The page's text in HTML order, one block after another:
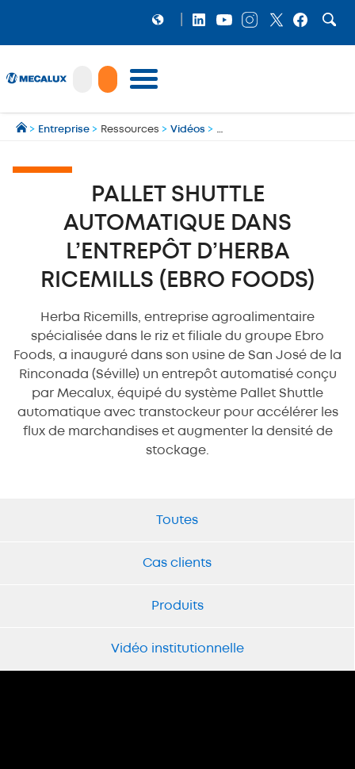
LOGICIELS
MECALUX NEWS
NOS RÉFÉRENCES
SHOWROOM
MECALUX LAB
> Entreprise > Ressources > Vidéos >
PALLET SHUTTLE
AUTOMATIQUE DANS
L’ENTREPÔT D’HERBA
RICEMILLS (EBRO FOODS)
Herba Ricemills, entreprise agroalimentaire
spécialisée dans le riz et filiale du groupe Ebro
Foods, a inauguré dans son usine de San José de la
Rinconada (Séville) un entrepôt automatisé conçu
par Mecalux, équipé du système Pallet Shuttle
automatique avec transtockeur pour accélérer les
flux de marchandises et augmenter la densité de
stockage.
Toutes
Cas clients
Produits
Vidéo institutionnelle